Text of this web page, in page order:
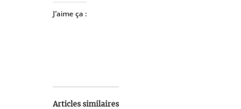
J’aime ça :
Articles similaires